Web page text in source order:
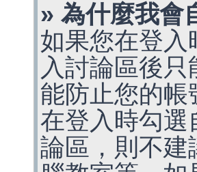
» 為什麼我會
如果您在登
入討論區後
能防止您的
在登入時勾選
論區，則不建